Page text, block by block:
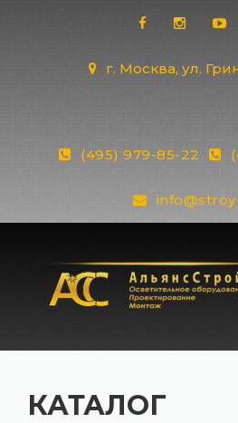
г. Москва, ул.
(495) 979-85-22
КАТАЛОГ